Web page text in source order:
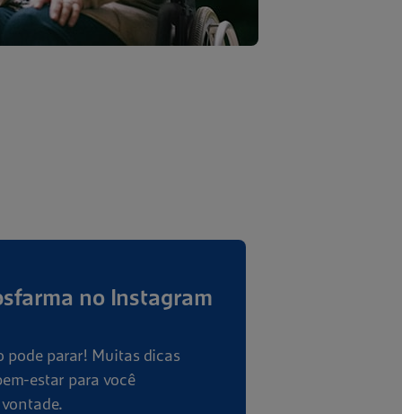
no Instagram
pode parar! Muitas dicas
estar para você